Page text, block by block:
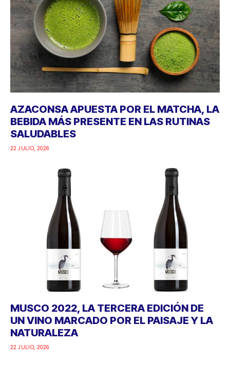
AZACONSA APUESTA POR EL MATCHA, LA
BEBIDA MÁS PRESENTE EN LAS RUTINAS
SALUDABLES
22 JULIO, 2026
MUSCO 2022, LA TERCERA EDICIÓN DE
UN VINO MARCADO POR EL PAISAJE Y LA
NATURALEZA
22 JULIO, 2026